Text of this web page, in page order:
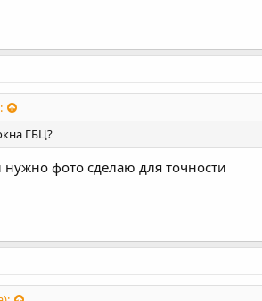
ГБЦ?
фото сделаю для точности